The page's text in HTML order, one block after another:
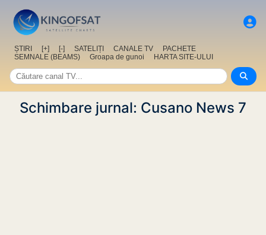
ȘTIRI [+] [-] SATELIȚI CANALE TV
PACHETE
SEMNALE (BEAMS)
Groapa de gunoi HARTA SITE-ULUI
Schimbare jurnal: Cusano News 7